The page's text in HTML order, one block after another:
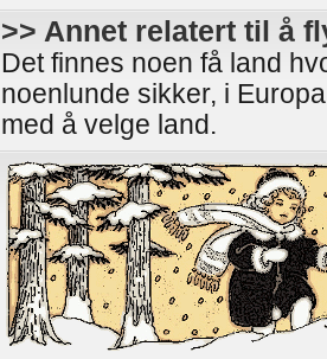
>> Annet relatert til å
Det finnes noen få land
noenlunde sikker, i
med å velge land.